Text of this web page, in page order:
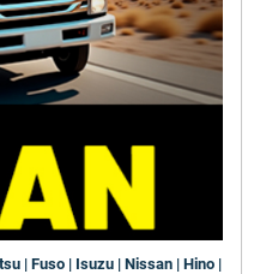
| Fuso | Isuzu | Nissan | Hino |